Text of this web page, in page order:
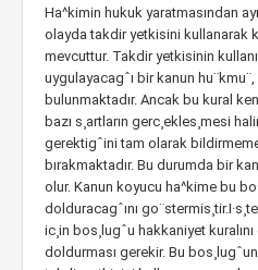
Ha^kimin hukuk yaratmasından
olayda takdir yetkisini kullanarak
mevcuttur. Takdir yetkisinin
uygulayacagˆı bir kanun
bulunmaktadır. Ancak bu kural
bazı s¸artların gerc¸ekles¸mesi
gerektigˆini tam olarak
bırakmaktadır. Bu durumda bir
olur. Kanun koyucu ha^kime bu
dolduracagˆını
ic¸in bos¸lugˆu hakkaniyet
doldurması gerekir. Bu